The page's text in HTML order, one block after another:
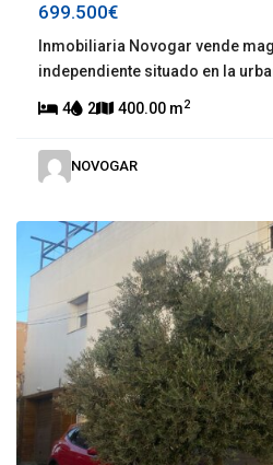
699.500€
Inmobiliaria Novogar vende
independiente situado en la
4 2 400.00 m2
NOVOGAR